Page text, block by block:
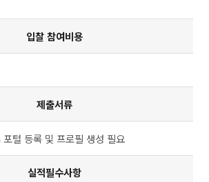
입찰 참여비용
제출서류
털 등록 및 프로필 생성 필요
실적필수사항